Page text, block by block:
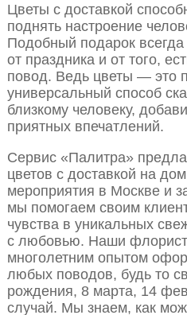
Цветы с доставкой
поднять настроение
Подобный подарок
от праздника и от того,
повод. Ведь цветы — это
универсальный способ
близкому человеку,
приятных впечатлений.
Сервис «Палитра»
цветов с доставкой на
мероприятия в Москве и
мы помогаем своим
чувства в уникальных
с любовью. Наши
многолетним опытом
любых поводов, будь то
рождения, 8 марта, 14
случай. Мы знаем, как